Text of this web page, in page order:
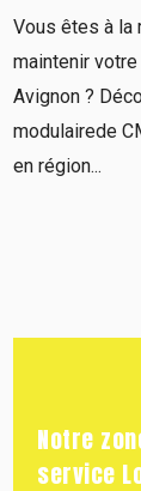
Vous êtes à la
maintenir
Avignon ?
modulairede
en région...
Notre
service